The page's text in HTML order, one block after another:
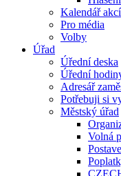
Kalendář akcí
Pro média
Volby
Úřad
Úřední deska
Úřední
Adresář
Potřebuji si
Městský úřad
Volná